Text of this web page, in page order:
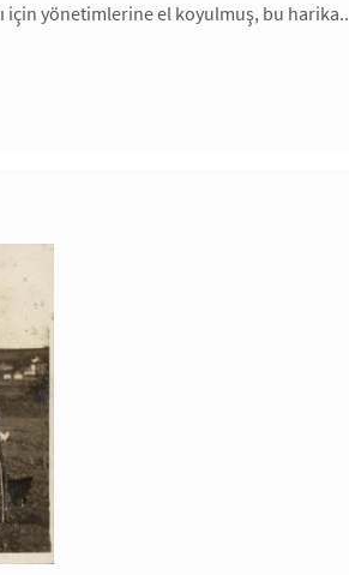
için yönetimlerine el koyulmuş, bu harika..